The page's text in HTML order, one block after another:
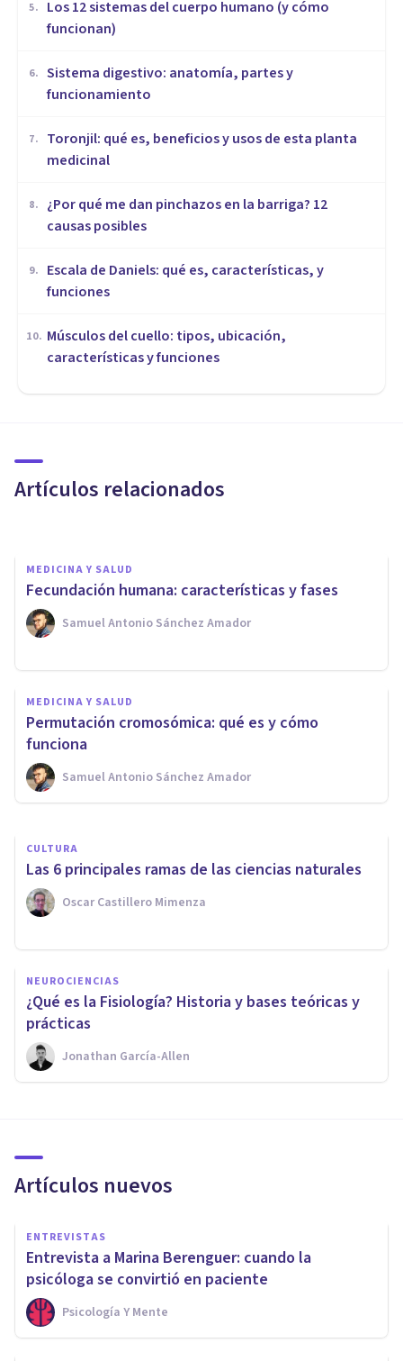
5.
Los 12 sistemas del cuerpo humano (y cómo
funcionan)
6. Sistema digestivo: anatomía, partes y
funcionamiento
7.
Toronjil: qué es, beneficios y usos de esta planta
medicinal
8.
¿Por qué me dan pinchazos en la barriga? 12
causas posibles
9.
Escala de Daniels: qué es, características, y
funciones
10. Músculos del cuello: tipos, ubicación,
características y funciones
Artículos relacionados
características y funciones
MEDICINA Y SALUD
Fecundación humana: características y fases
Samuel Antonio Sánchez Amador
MEDICINA Y SALUD
Permutación cromosómica: qué es y cómo
funciona
Samuel Antonio Sánchez Amador
Órganos vestigiales del cuerpo
humano: qué son, y 10
ejemplos
Nahum Montagud Rubio
CULTURA
Las 6 principales ramas de las ciencias naturales
Oscar Castillero Mimenza
NEUROCIENCIAS
¿Qué es la Fisiología? Historia y bases teóricas y
prácticas
Jonathan García-Allen
Artículos nuevos
ENTREVISTAS
Entrevista a Marina Berenguer: cuando la
psicóloga se convirtió en paciente
Psicología Y Mente